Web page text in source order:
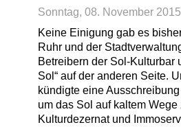
Sonntag, 08. November 2015
Keine Einigung gab es
Ruhr und der
Betreibern der Sol-Kulturbar
Sol“ auf der anderen Seite.
kündigte eine
um das Sol auf kaltem
Kulturdezernat und